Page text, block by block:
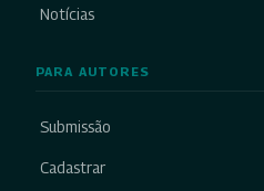
Notícias
PARA AUTORES
Submissão
Cadastrar